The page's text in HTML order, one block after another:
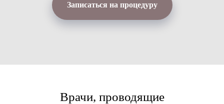
Записаться на процедуру
Врачи, проводящие